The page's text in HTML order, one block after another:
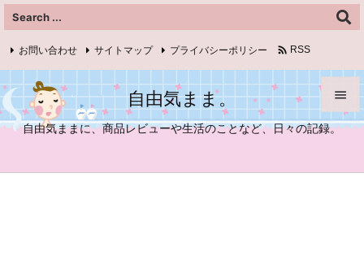
自由気まま。
自由気ままに、商品レビューや生活のことなど、日々の記録。



お問い合わせ サイトマップ プライバシーポリシー  RSS
Feedly